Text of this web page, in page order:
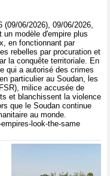
(09/06/2026), 09/06/2026,
un modèle d'empire plus
en fonctionnant par
rebelles par procuration et
la conquête territoriale. En
qui a autorisé des crimes
particulier au Soudan, les
milice accusée de
et blanchissent la violence
que le Soudan continue
au monde.
look-the-same